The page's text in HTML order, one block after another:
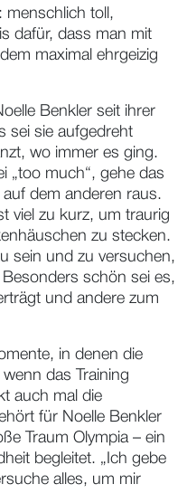
menschlich toll,
dafür, dass man mit
maximal ehrgeizig
Benkler seit ihrer
sei sie aufgedreht
wo immer es ging.
„too much“, gehe das
dem anderen raus.
viel zu kurz, um traurig
zu stecken.
sein und zu versuchen,
schön sei es,
und andere zum
in denen die
das Training
auch mal die
für Noelle Benkler
Traum Olympia – ein
begleitet. „Ich gebe
alles, um mir